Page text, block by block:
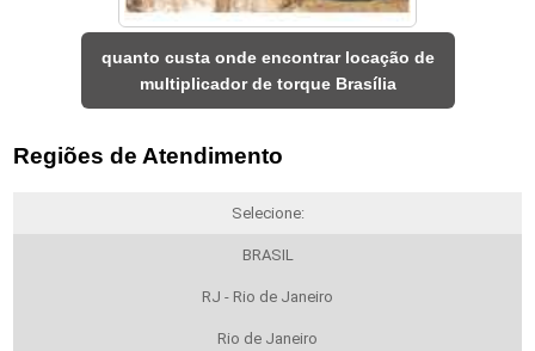
quanto custa onde encontrar locação de
multiplicador de torque Brasília
Regiões de Atendimento
Selecione:
BRASIL
RJ - Rio de Janeiro
Rio de Janeiro